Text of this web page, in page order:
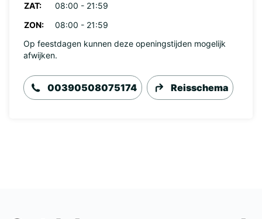
ZAT:
08:00 - 21:59
ZON:
08:00 - 21:59
Op feestdagen kunnen deze openingstijden mogelijk
afwijken.
00390508075174 Reisschema